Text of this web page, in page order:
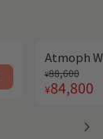
Atmoph
Regular
¥88,600
Sale price
¥84,800
chevron_right